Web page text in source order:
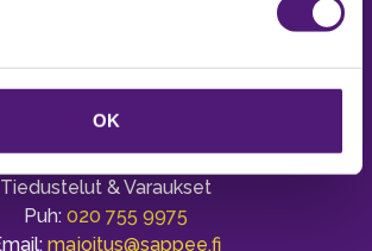
OK
MAJOITUS
Tiedustelut & Varaukset
Puh: 020 755 9975
majoitus@sappee.fi